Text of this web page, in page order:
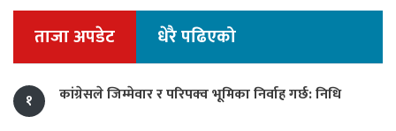
ताजा अपडेट धेरै पढिएको
१ कांग्रेसले जिम्मेवार र परिपक्व भूमिका निर्वाह गर्छ: निधि